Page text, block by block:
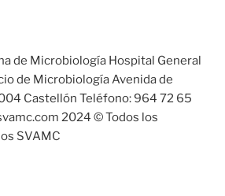
de Microbiología Hospital General
de Microbiología Avenida de
Castellón Teléfono: 964 72 65
2024 © Todos los
SVAMC